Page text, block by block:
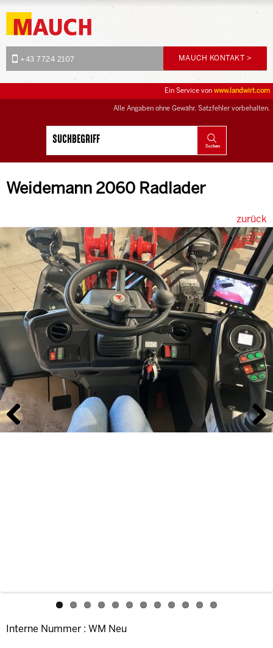
+43 7724 2107 MAUCH KONTAKT >
Alle Angaben ohne Gewähr. Satzfehler vorbehalten.
Ein Service von www.landwirt.com
Weidemann 2060 Radlader
zurück
Interne Nummer : WM Neu